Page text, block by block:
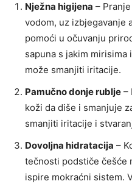
Nježna higijena –
vodom, uz izbjegavanje
pomoći u očuvanju
sapuna s jakim
može smanjiti iritacije.
Pamučno donje rublje –
koži da diše i smanjuje
smanjiti iritacije i
Dovoljna hidratacija –
tečnosti podstiče češće
ispire mokraćni sistem.